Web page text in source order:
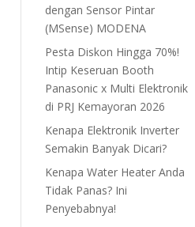
dengan Sensor Pintar
(MSense) MODENA
Pesta Diskon Hingga 70%!
Intip Keseruan Booth
Panasonic x Multi Elektronik
di PRJ Kemayoran 2026
Kenapa Elektronik Inverter
Semakin Banyak Dicari?
Kenapa Water Heater Anda
Tidak Panas? Ini
Penyebabnya!